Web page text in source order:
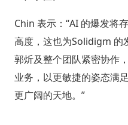
Chin 表示：“AI 的爆发将
高度，这也为Solidigm 的
郭炘及整个团队紧密协作
业务，以更敏捷的姿态满
更广阔的天地。”